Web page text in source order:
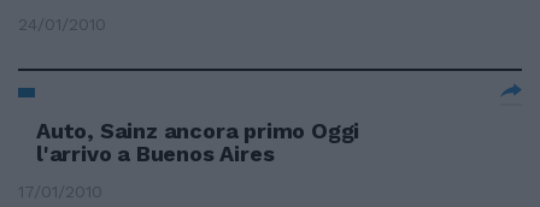
24/01/2010
Auto, Sainz ancora primo Oggi
l'arrivo a Buenos Aires
17/01/2010